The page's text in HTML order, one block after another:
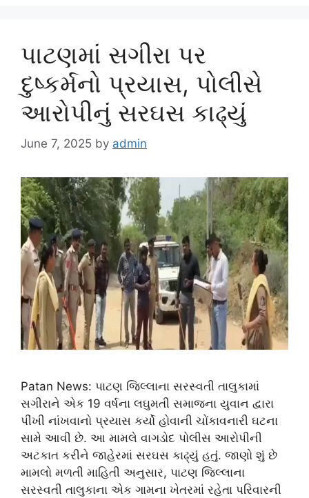
પાટણમાં સગીરા પર
દુષ્કર્મનો પ્રયાસ, પોલીસે
આરોપીનું સરઘસ કાઢ્યું
June 7, 2025 by admin
Patan News: પાટણ જિલ્લાના સરસ્વતી તાલુકામાં
સગીરાને એક 19 વર્ષના લઘુમતી સમાજના યુવાન દ્વારા
પીંખી નાંખવાનો પ્રયાસ કર્યો હોવાની ચોંકાવનારી ઘટના
સામે આવી છે. આ મામલે વાગડોદ પોલીસ આરોપીની
અટકાત કરીને જાહેરમાં સરઘસ કાઢ્યું હતું. જાણો શું છે
મામલો મળતી માહિતી અનુસાર, પાટણ જિલ્લાના
સરસ્વતી તાલુકાના એક ગામના ખેતરમાં રહેતા પરિવારની